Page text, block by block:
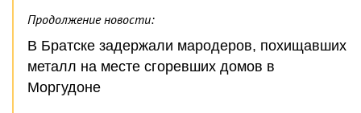
Продолжение новости:
В Братске задержали мародеров, похищавших
металл на месте сгоревших домов в
Моргудоне